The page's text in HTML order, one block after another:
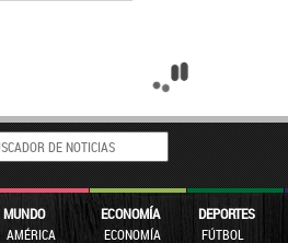
MUNDO
AMÉRICA
ECONOMÍA
ECONOMÍA
DEPORTES
FÚTBOL